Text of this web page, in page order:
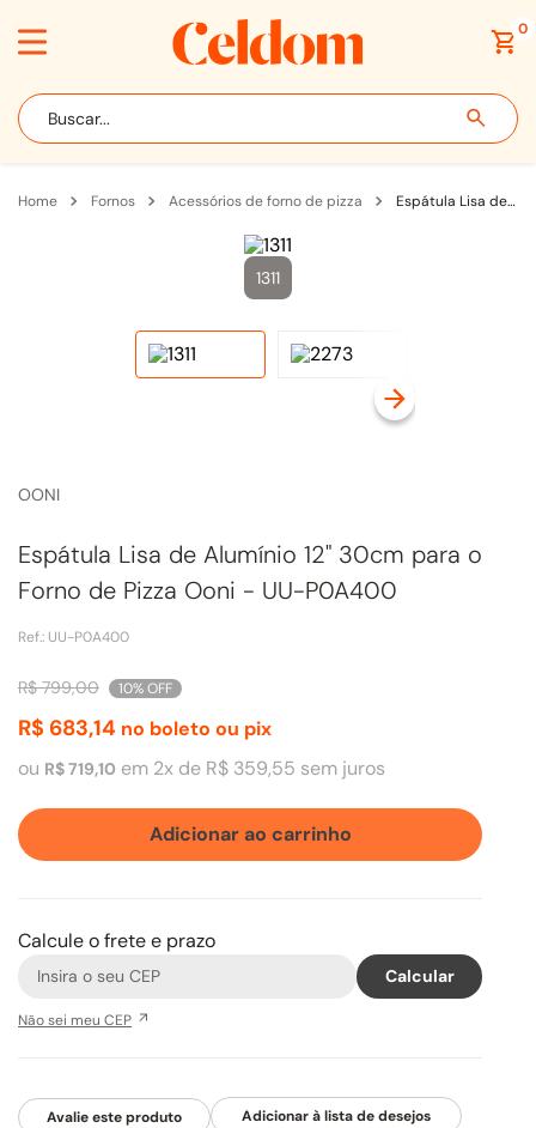
0
Buscar...
fornos acessórios de forno de pizza Espátula Lisa de Alumínio 12" 30cm para o Forno de Pizza Ooni - UU-P0A400
1311
OONI
Espátula Lisa de Alumínio 12" 30cm para o
Forno de Pizza Ooni - UU-P0A400
Ref.: UU-P0A400
R$ 799,00 10%OFF
R$ 683,14 no boleto ou pix
ou R$719,10 em 2x de R$ 359,55 sem juros
Adicionar ao carrinho
Calcule o frete e prazo
Não sei meu CEP
Avalie este produto